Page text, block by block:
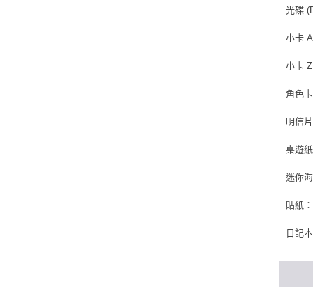
光碟
小卡
小卡
角色
明信
桌遊
迷你
貼紙
日記